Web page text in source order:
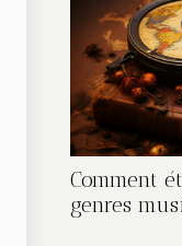
Comment
genres